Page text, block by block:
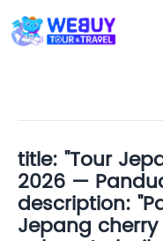
title: "Tour
2026 —
description:
Jepang